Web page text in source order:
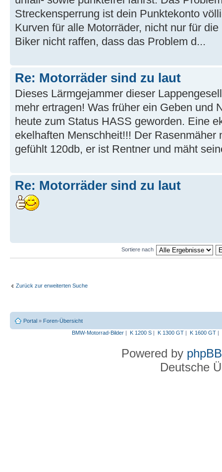
Streckensperrung ist dein Punktekonto
Kurven für alle Motorräder, nicht nur für
Biker nicht raffen, dass das Problem d...
Re: Motorräder sind zu laut
Dieses Lärmgejammer dieser
mehr ertragen! Was früher ein Geben und
heute zum Status HASS geworden. Eine
ekelhaften Menschheit!!! Der Rasenmäher
gefühlt 120db, er ist Rentner und mäht
Re: Motorräder sind zu laut
Sortiere nach
Zurück zur erweiterten Suche
Portal » Foren-Übersicht
BMW-Motorrad-Bilder| K 1200 S| K 1300 GT| K 1600 GT|
Powered by phpBB
Deutsche